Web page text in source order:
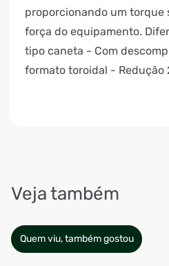
proporcionando um torque
força do equipamento.
tipo caneta - Com
formato toroidal - Redução
Veja também
Quem viu, também gostou